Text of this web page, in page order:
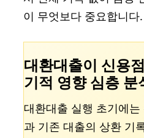
이 무엇보다 중요합니다.
대환대출이 신용
기적 영향 심층 분
대환대출 실행 초기에
과 기존 대출의 상환 기